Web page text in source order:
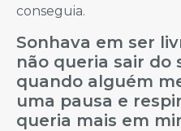
conseguia.
Sonhava em ser
não queria sair do
quando alguém
uma pausa e
queria mais em